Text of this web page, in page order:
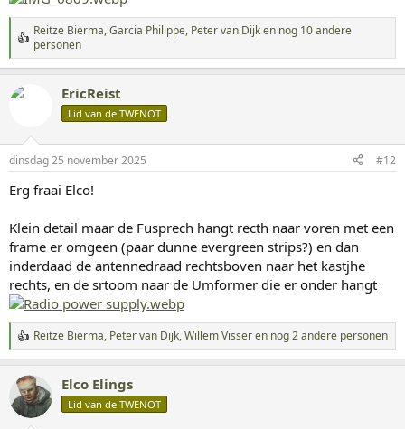
W
a
a
r
d
i
n
g
e
Reitze Bierma,Garcia Philippe, Peter van Dijken nog 10 andere
personen
EricReist
Lid van de TWENOT
dinsdag 25 november 2025 #12
Erg fraai Elco!
Klein detail maar de Fusprech hangt recth naar voren met een
frame er omgeen (paar dunne evergreen strips?) en dan
inderdaad de antennedraad rechtsboven naar het kastjhe
rechts, en de srtoom naar de Umformer die er onder hangt
W
a
r
d
e
Reitze Bierma, Peter van Dijk,Willem Visseren nog 2 andere personen
Elco Elings
Lid van de TWENOT